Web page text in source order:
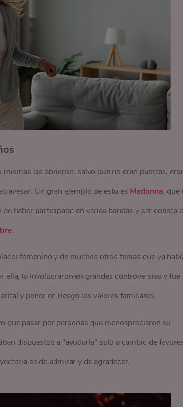
las abrieron, salvo que no eran puertas,
Un gran ejemplo de esto es Madonna, que
haber participado en varias bandas y ser corista
femenino y de muchos otros temas que ya
ella, la involucraron en grandes controversias y fue
y poner en riesgo los valores familiares.
que pasar por personas que menospreciaron su
dispuestos a “ayudarla” solo a cambio de
es de admirar y de agradecer.